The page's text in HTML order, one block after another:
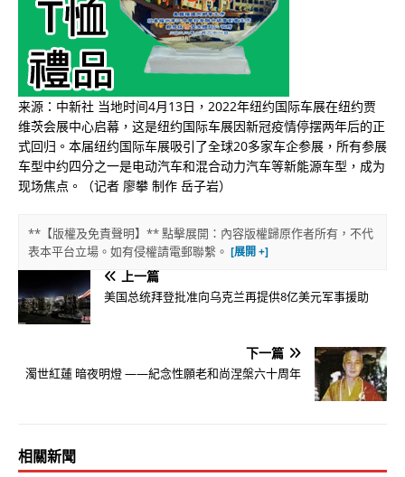
来源：中新社 当地时间4月13日，2022年纽约国际车展在纽约贾
维茨会展中心启幕，这是纽约国际车展因新冠疫情停摆两年后的正
式回归。本届纽约国际车展吸引了全球20多家车企参展，所有参展
车型中约四分之一是电动汽车和混合动力汽车等新能源车型，成为
现场焦点。（记者 廖攀 制作 岳子岩）
**【版權及免責聲明】** 點擊展開：內容版權歸原作者所有，不代
表本平台立場。如有侵權請電郵聯繫。
上一篇
美国总统拜登批准向乌克兰再提供8亿美元军事援助
下一篇
濁世紅蓮 暗夜明燈 ——紀念性願老和尚涅槃六十周年
相關新聞